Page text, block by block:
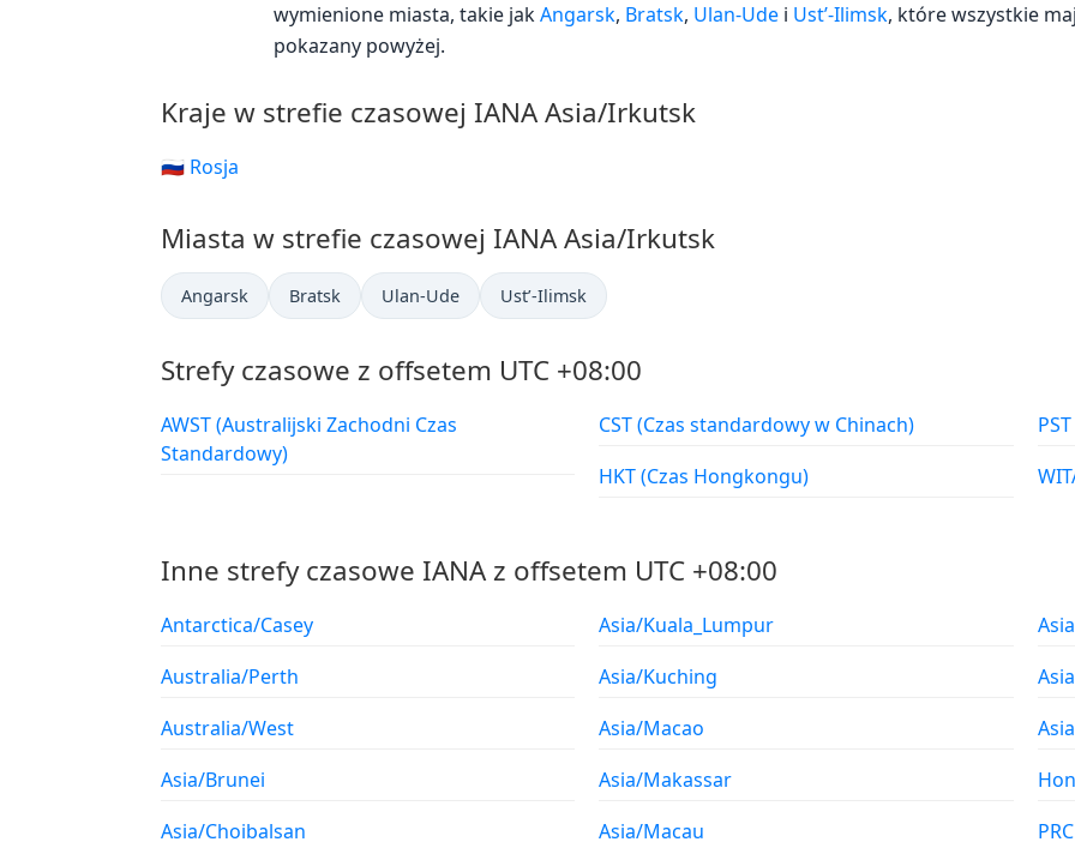
wymienione miasta, takie jakAngarsk, Bratsk, Ulan-Ude i Ust’-Ilimsk, które wszystkie
pokazany powyżej.
Kraje w strefie czasowej IANA Asia/Irkutsk
🇷🇺 Rosja
Miasta w strefie czasowej IANA Asia/Irkutsk
Angarsk Bratsk Ulan-Ude Ust’-Ilimsk
Strefy czasowe z offsetem UTC +08:00
AWST (Australijski Zachodni Czas
Standardowy)
CST (Czas standardowy w Chinach)
HKT (Czas Hongkongu)
Inne strefy czasowe IANA z offsetem UTC +08:00
Antarctica/Casey
Australia/Perth
Australia/West
Asia/Brunei
Asia/Choibalsan
Asia/Kuala_Lumpur
Asia/Kuching
Asia/Macao
Asia/Makassar
Asia/Macau
PRC